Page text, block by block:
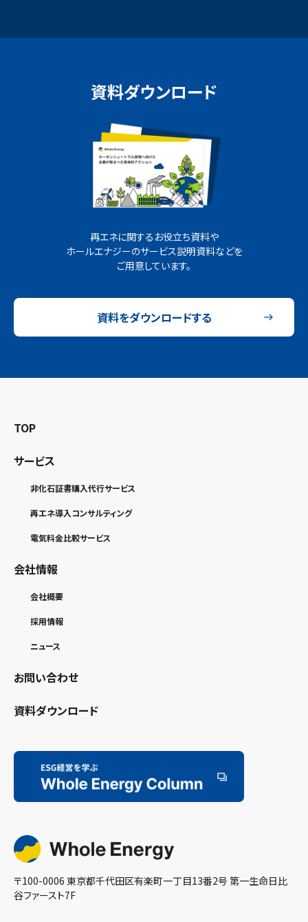
資料ダウンロード
再エネに関するお役立ち資料や
ホールエナジーのサービス説明資料などを
ご用意しています。
資料をダウンロードする
〒100-0006 東京都千代田区有楽町一丁目13番2号 第一生命日比
谷ファースト7F
TOP
サービス
非化石証書購入代行サービス
再エネ導入コンサルティング
電気料金比較サービス
会社情報
会社概要
採用情報
ニュース
お問い合わせ
資料ダウンロード